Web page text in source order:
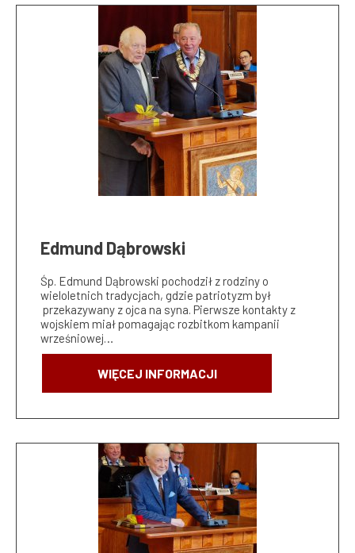
Edmund Dąbrowski
Śp. Edmund Dąbrowski pochodził z rodziny o
wieloletnich tradycjach, gdzie patriotyzm był
przekazywany z ojca na syna. Pierwsze kontakty z
wojskiem miał pomagając rozbitkom kampanii
wrześniowej…
WIĘCEJ INFORMACJI